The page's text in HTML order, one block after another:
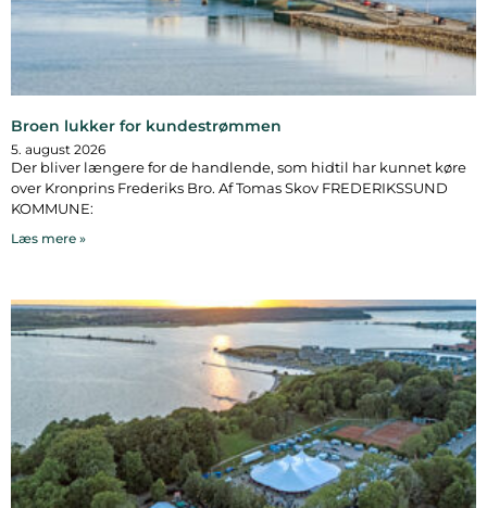
Broen lukker for kundestrømmen
5. august 2026
Der bliver længere for de handlende, som hidtil har kunnet køre
over Kronprins Frederiks Bro. Af Tomas Skov FREDERIKSSUND
KOMMUNE:
Læs mere »